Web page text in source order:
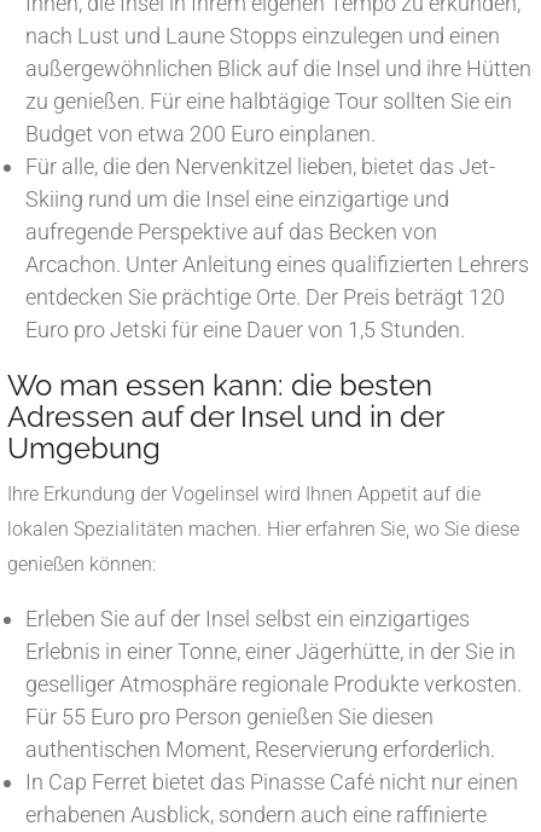
nach Lust und Laune Stopps einzulegen und einen
außergewöhnlichen Blick auf die Insel und ihre Hütten
zu genießen. Für eine halbtägige Tour sollten Sie ein
Budget von etwa 200 Euro einplanen.
Für alle, die den Nervenkitzel lieben, bietet das Jet-
Skiing rund um die Insel eine einzigartige und
aufregende Perspektive auf das Becken von
Arcachon. Unter Anleitung eines qualifizierten Lehrers
entdecken Sie prächtige Orte. Der Preis beträgt 120
Euro pro Jetski für eine Dauer von 1,5 Stunden.
Wo man essen kann: die besten
Adressen auf der Insel und in der
Umgebung
Ihre Erkundung der Vogelinsel wird Ihnen Appetit auf die
lokalen Spezialitäten machen. Hier erfahren Sie, wo Sie diese
genießen können:
Erleben Sie auf der Insel selbst ein einzigartiges
Erlebnis in einer Tonne, einer Jägerhütte, in der Sie in
geselliger Atmosphäre regionale Produkte verkosten.
Für 55 Euro pro Person genießen Sie diesen
authentischen Moment, Reservierung erforderlich.
In Cap Ferret bietet das Pinasse Café nicht nur einen
erhabenen Ausblick, sondern auch eine raffinierte